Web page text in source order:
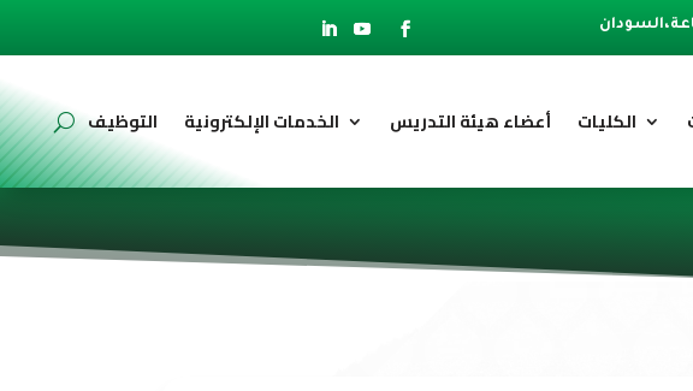
الكليات أعضاء هيئة التدريس الخدمات الإلكترونية التوظيف